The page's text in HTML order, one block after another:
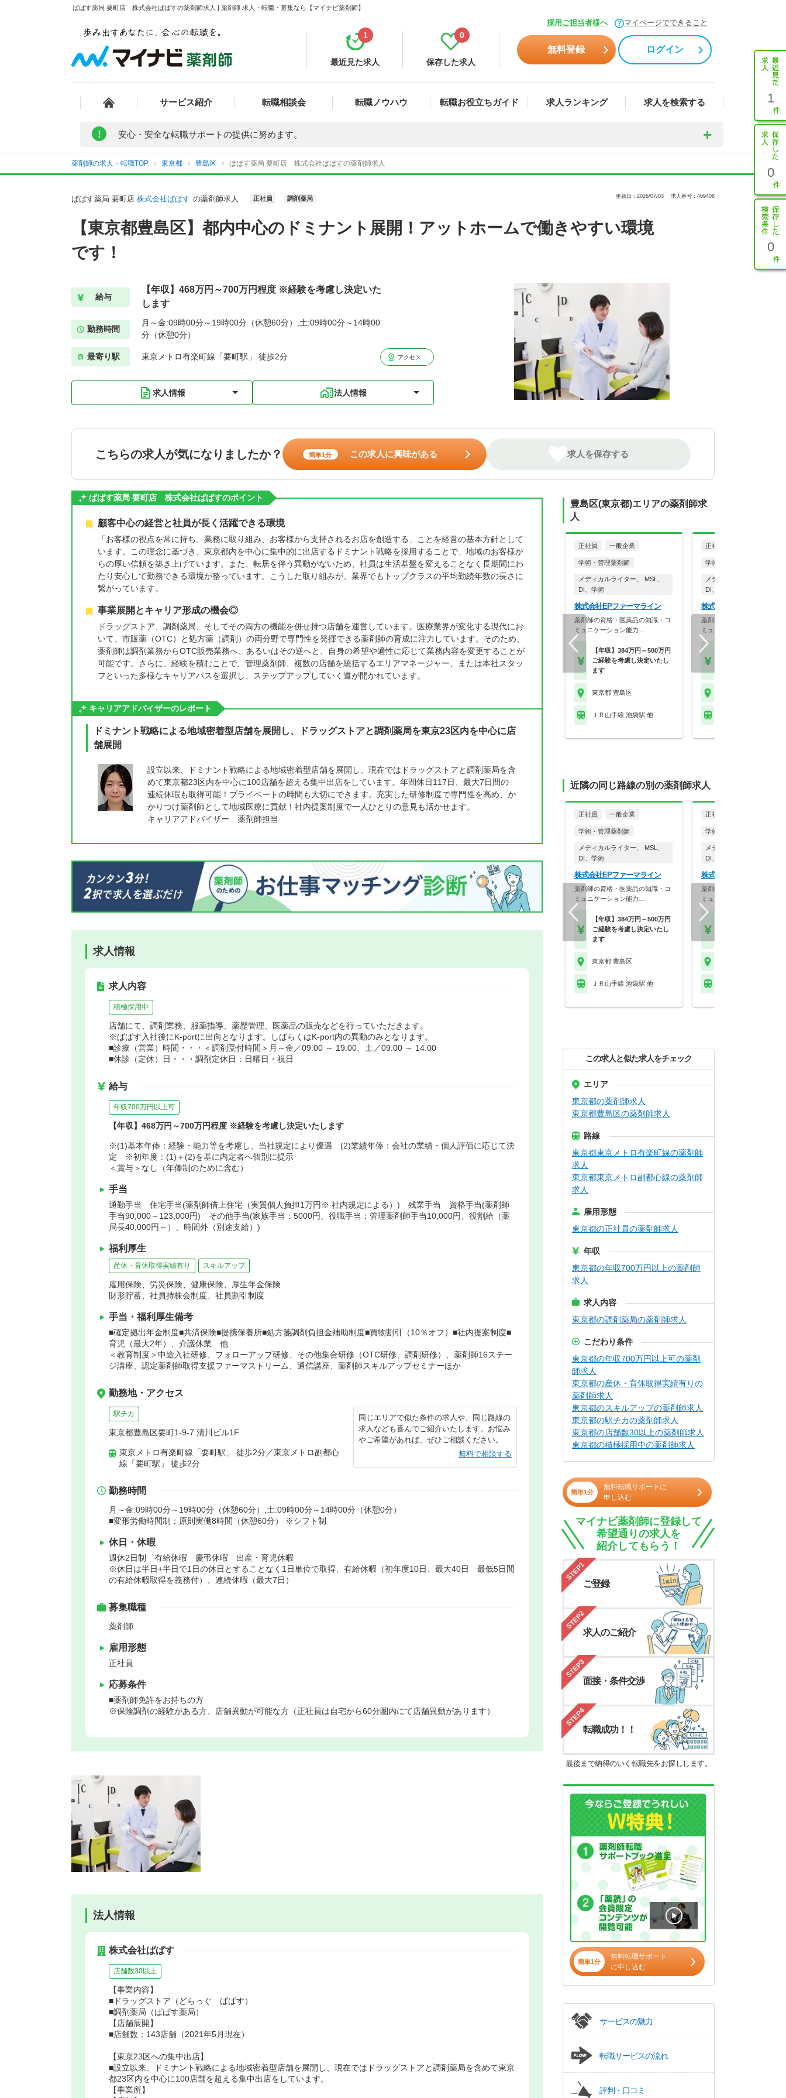
ぱぱす薬局 要町店 株式会社ぱぱすの薬剤師求人 | 薬剤師 求人・転職・募集なら【マイナビ薬剤師】
採用ご担当者様へ マイページでできること
最近見た求人
1
保存した求人
0
無料登録 ログイン
サービス紹介 転職相談会 転職ノウハウ 転職お役立ちガイド 求人ランキング 求人を検索する 1
0
0
! 安心・安全な転職サポートの提供に努めます。
薬剤師の求人・転職TOP 東京都 豊島区 ぱぱす薬局 要町店 株式会社ぱぱすの薬剤師求人
ぱぱす薬局 要町店 株式会社ぱぱす の薬剤師求人 正社員 調剤薬局 更新日：2026/07/03 求人番号：469408
【東京都豊島区】都内中心のドミナント展開！アットホームで働きやすい環境
です！
給与
【年収】468万円～700万円程度 ※経験を考慮し決定いた
します
勤務時間
月～金:09時00分～19時00分（休憩60分）,土:09時00分～14時00
分（休憩0分）
最寄り駅 東京メトロ有楽町線「要町駅」 徒歩2分 アクセス
求人情報 法人情報
こちらの求人が気になりましたか？ 簡単1分 この求人に興味がある 求人を保存する
ぱぱす薬局 要町店 株式会社ぱぱすのポイント
顧客中心の経営と社員が長く活躍できる環境
「お客様の視点を常に持ち、業務に取り組み、お客様から支持されるお店を創造する」ことを経営の基本方針として
います。この理念に基づき、東京都内を中心に集中的に出店するドミナント戦略を採用することで、地域のお客様か
らの厚い信頼を築き上げています。また、転居を伴う異動がないため、社員は生活基盤を変えることなく長期間にわ
たり安心して勤務できる環境が整っています。こうした取り組みが、業界でもトップクラスの平均勤続年数の長さに
繋がっています。
事業展開とキャリア形成の機会◎
ドラッグストア、調剤薬局、そしてその両方の機能を併せ持つ店舗を運営しています。医療業界が変化する現代にお
いて、市販薬（OTC）と処方薬（調剤）の両分野で専門性を発揮できる薬剤師の育成に注力しています。そのため、
薬剤師は調剤業務からOTC販売業務へ、あるいはその逆へと、自身の希望や適性に応じて業務内容を変更することが
可能です。さらに、経験を積むことで、管理薬剤師、複数の店舗を統括するエリアマネージャー、または本社スタッ
フといった多様なキャリアパスを選択し、ステップアップしていく道が開かれています。
キャリアアドバイザーのレポート
ドミナント戦略による地域密着型店舗を展開し、ドラッグストアと調剤薬局を東京23区内を中心に店
舗展開
設立以来、ドミナント戦略による地域密着型店舗を展開し、現在ではドラッグストアと調剤薬局を含
めて東京都23区内を中心に100店舗を超える集中出店をしています。年間休日117日、最大7日間の
連続休暇も取得可能！プライベートの時間も大切にできます。充実した研修制度で専門性を高め、か
かりつけ薬剤師として地域医療に貢献！社内提案制度で一人ひとりの意見も活かせます。
キャリアアドバイザー 薬剤師担当
求人情報
求人内容
積極採用中
店舗にて、調剤業務、服薬指導、薬歴管理、医薬品の販売などを行っていただきます。
※ぱぱす入社後にK-portに出向となります。しばらくはK-port内の異動のみとなります。
■診療（営業）時間・・・＜調剤受付時間＞月～金／09:00 ～ 19:00、土／09:00 ～ 14:00
■休診（定休）日・・・調剤定休日：日曜日・祝日
給与
年収700万円以上可
【年収】468万円～700万円程度 ※経験を考慮し決定いたします
※(1)基本年俸：経験・能力等を考慮し、当社規定により優遇 (2)業績年俸：会社の業績・個人評価に応じて決
定 ※初年度：(1)＋(2)を基に内定者へ個別に提示
＜賞与＞なし（年俸制のために含む）
手当
通勤手当 住宅手当(薬剤師借上住宅（実質個人負担1万円※ 社内規定による）) 残業手当 資格手当(薬剤師
手当90,000～123,000円) その他手当(家族手当：5000円、役職手当：管理薬剤師手当10,000円、役割給（薬
局長40,000円～）、時間外（別途支給）)
福利厚生
産休・育休取得実績有り スキルアップ
雇用保険、労災保険、健康保険、厚生年金保険
財形貯蓄、社員持株会制度、社員割引制度
手当・福利厚生備考
■確定拠出年金制度■共済保険■提携保養所■処方箋調剤負担金補助制度■買物割引（10％オフ）■社内提案制度■
育児（最大2年）、介護休業 他
＜教育制度＞中途入社研修、フォローアップ研修、その他集合研修（OTC研修、調剤研修）、薬剤師16ステー
ジ講座、認定薬剤師取得支援ファーマストリーム、通信講座、薬剤師スキルアップセミナーほか
勤務地・アクセス
駅チカ
東京都豊島区要町1-9-7 清川ビル1F
東京メトロ有楽町線「要町駅」 徒歩2分／東京メトロ副都心
線「要町駅」 徒歩2分
同じエリアで似た条件の求人や、同じ路線の
求人なども喜んでご紹介いたします。お悩み
やご希望があれば、ぜひご相談ください。
無料で相談する
勤務時間
月～金:09時00分～19時00分（休憩60分）,土:09時00分～14時00分（休憩0分）
■変形労働時間制：原則実働8時間（休憩60分） ※シフト制
休日・休暇
週休2日制 有給休暇 慶弔休暇 出産・育児休暇
※休日は半日+半日で1日の休日とすることなく1日単位で取得、有給休暇（初年度10日、最大40日 最低5日間
の有給休暇取得を義務付）、連続休暇（最大7日）
募集職種
薬剤師
雇用形態
正社員
応募条件
■薬剤師免許をお持ちの方
※保険調剤の経験がある方、店舗異動が可能な方（正社員は自宅から60分圏内にて店舗異動があります）
法人情報
株式会社ぱぱす
店舗数30以上
【事業内容】
■ドラッグストア（どらっぐ ぱぱす）
■調剤薬局（ぱぱす薬局）
【店舗展開】
■店舗数：143店舗（2021年5月現在）
【東京23区への集中出店】
■設立以来、ドミナント戦略による地域密着型店舗を展開し、現在ではドラッグストアと調剤薬局を含めて東京
都23区内を中心に100店舗を超える集中出店をしています。
【事業所】
豊島区(東京都)エリアの薬剤師求
人
正社員 一般企業
学術・管理薬剤師
メディカルライター、 MSL、
DI、学術
株式会社EPファーマライン
薬剤師の資格・医薬品の知識・コ
ミュニケーション能力…
【年収】384万円～500万円
ご経験を考慮し決定いたし
ます
東京都 豊島区
ＪＲ山手線 池袋駅 他
正社員
学術・管理薬剤師
メディカルライター、 MSL
DI、学術
株式会社EPファーマライ
薬剤師の資格・医薬品の知識
ミュニケーション能力…
近隣の同じ路線の別の薬剤師求人
正社員 一般企業
学術・管理薬剤師
メディカルライター、 MSL、
DI、学術
株式会社EPファーマライン
薬剤師の資格・医薬品の知識・コ
ミュニケーション能力…
【年収】384万円～500万円
ご経験を考慮し決定いたし
ます
東京都 豊島区
ＪＲ山手線 池袋駅 他
正社員
学術・管理薬剤師
メディカルライター、 MSL
DI、学術
株式会社EPファーマライ
薬剤師の資格・医薬品の知識
ミュニケーション能力…
この求人と似た求人をチェック
エリア
東京都の薬剤師求人
東京都豊島区の薬剤師求人
路線
東京都東京メトロ有楽町線の薬剤師
求人
東京都東京メトロ副都心線の薬剤師
求人
雇用形態
東京都の正社員の薬剤師求人
年収
東京都の年収700万円以上の薬剤師
求人
求人内容
東京都の調剤薬局の薬剤師求人
こだわり条件
東京都の年収700万円以上可の薬剤
師求人
東京都の産休・育休取得実績有りの
薬剤師求人
東京都のスキルアップの薬剤師求人
東京都の駅チカの薬剤師求人
東京都の店舗数30以上の薬剤師求人
東京都の積極採用中の薬剤師求人
簡単1分
無料転職サポートに
申し込む
マイナビ薬剤師に登録して
希望通りの求人を
紹介してもらう！
STEP1
ご登録
STEP2
求人のご紹介
STEP3
面接・条件交渉
STEP4
転職成功！！
最後まで納得のいく転職先をお探しします。
簡単1分
無料転職サポート
に申し込む
サービスの魅力
転職サービスの流れ
評判・口コミ